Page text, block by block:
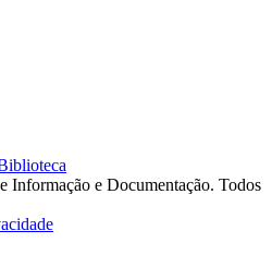
Informação e Documentação. Todos